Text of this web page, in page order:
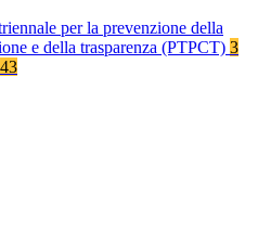
per la prevenzione della
e della trasparenza (PTPCT) 3
43